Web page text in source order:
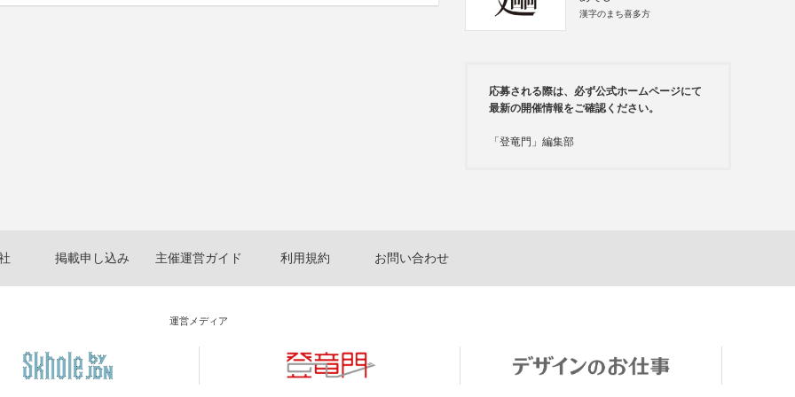
漢字のまち喜多方
応募される際は、必ず公式ホームページにて
最新の開催情報をご確認ください。
「登竜門」編集部
掲載申し込み 主催運営ガイド 利用規約 お問い合わせ
運営メディア